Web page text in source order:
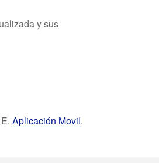
y sus
Aplicación Movil.